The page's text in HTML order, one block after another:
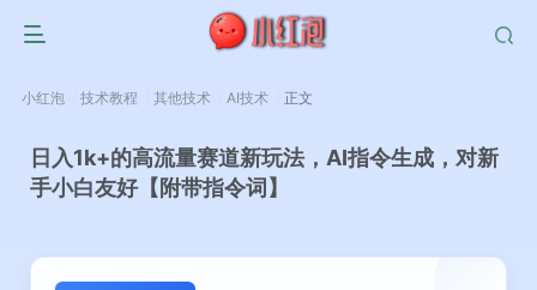
小红泡 技术教程 其他技术 AI技术 正文
日入1k+的高流量赛道新玩法，AI指令生成，对新
手小白友好【附带指令词】